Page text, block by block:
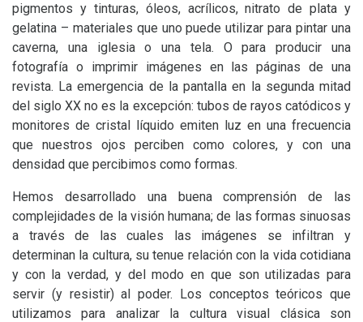
pigmentos y tinturas, óleos, acrílicos, nitrato de plata y
gelatina – materiales que uno puede utilizar para pintar una
caverna, una iglesia o una tela. O para producir una
fotografía o imprimir imágenes en las páginas de una
revista. La emergencia de la pantalla en la segunda mitad
del sigloXX no es la excepción: tubos de rayos catódicos y
monitores de cristal líquido emiten luz en una frecuencia
que nuestros ojos perciben como colores, y con una
densidad que percibimos como formas.
Hemos desarrollado una buena comprensión de las
complejidades de la visión humana; de las formas sinuosas
a través de las cuales las imágenes se infiltran y
determinan la cultura, su tenue relación con la vida cotidiana
y con la verdad, y del modo en que son utilizadas para
servir (y resistir) al poder. Los conceptos teóricos que
utilizamos para analizar la cultura visual clásica son